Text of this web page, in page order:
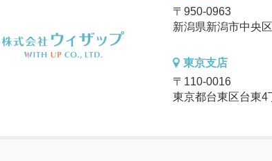
〒950-0963
新潟県新潟市中央
東京支店
〒110-0016
東京都台東区台東4